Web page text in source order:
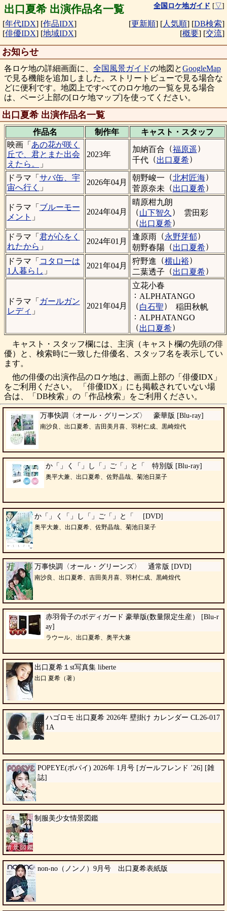
出口夏希 出演作品名一覧 全国ロケ地ガイド [▽]
[年代IDX] [作品IDX]
[俳優IDX] [地域IDX]
[更新順] [人気順] [DB検索]
[概要] [交流]
お知らせ
各ロケ地の詳細画面に、 全国風景ガイドの地図とGoogleMap
で見る機能を追加しました。ストリートビューで見る場合な
どに便利です。地図上ですべてのロケ地の一覧を見る場合
は、ページ上部の[ロケ地マップ]を使ってください。
出口夏希 出演作品名一覧
作品名 制作年 キャスト・ スタッフ
映画「 あの花が咲く
丘で、君とまた出会
えたら。
」
2023年
加納百合 （福原遥）
千代 （出口夏希）
ドラマ「 サバ缶、宇
宙へ行く
」
2026年04月
朝野峻一 （北村匠海）
菅原奈未 （出口夏希）
ドラマ「 ブルーモー
メント 」
2024年04月
晴原柑九朗
（山下智久 ）
雲田彩
（出口夏希）
ドラマ「 君が心をく
れたから 」
2024年01月
逢原雨（永野芽郁）
朝野春陽（出口夏希）
ドラマ「 コタローは
1人暮らし 」
2021年04月
狩野進 （横山裕）
二葉透子 （出口夏希）
ドラマ「 ガールガン
レディ 」
2021年04月
立花小春
： ALPHATANGO
（白石聖）
稲田秋帆
： ALPHATANGO
（出口夏希）
キャスト・スタッフ欄には、主演（キャスト欄の先頭の俳
優）と、検索時に一致した俳優名、スタッフ名を表示してい
ます。
他の俳優の出演作品のロケ地は、画面上部の「俳優IDX」
をご利用ください。 「俳優IDX」にも掲載されていない場
合は、「DB検索」の「作品検索」をご利用ください。
万事快調〈オール・グリーンズ〉 豪華版 [Blu-ray]
南沙良、出口夏希、吉田美月喜、羽村仁成、黒崎煌代
か「」く「」し「」ご「」と「 特別版 [Blu-ray]
奥平大兼、出口夏希、佐野晶哉、菊池日菜子
か「」く「」し「」ご「」と「 [DVD]
奥平大兼、出口夏希、佐野晶哉、菊池日菜子
万事快調〈オール・グリーンズ〉 通常版 [DVD]
南沙良、出口夏希、吉田美月喜、羽村仁成、黒崎煌代
赤羽骨子のボディガード 豪華版(数量限定生産） [Blu-r
ay]
ラウール、出口夏希、奥平大兼
出口夏希１st写真集 liberte
出口 夏希（著）
ハゴロモ 出口夏希 2026年 壁掛け カレンダー CL26-017
1A
POPEYE(ポパイ) 2026年 1月号 [ガールフレンド ’26] [雑
誌]
制服美少女情景図鑑
non-no（ノンノ）9月号 出口夏希表紙版